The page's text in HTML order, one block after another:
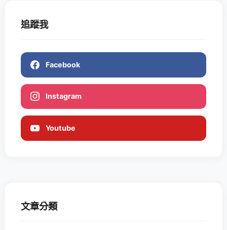
追蹤我
Facebook
Instagram
Youtube
文章分類